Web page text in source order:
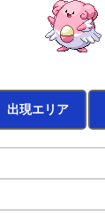
出現エリア